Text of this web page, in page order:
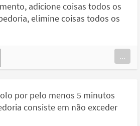
adicione coisas todos os
elimine coisas todos os
...
por pelo menos 5 minutos
consiste em não exceder